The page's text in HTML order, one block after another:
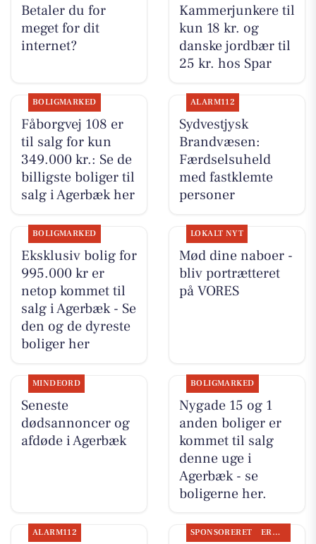
Betaler du for
meget for dit
internet?
Kammerjunkere til
kun 18 kr. og
danske jordbær til
25 kr. hos Spar
BOLIGMARKED
Fåborgvej 108 er
til salg for kun
349.000 kr.: Se de
billigste boliger til
salg i Agerbæk her
ALARM112
Sydvestjysk
Brandvæsen:
Færdselsuheld
med fastklemte
personer
BOLIGMARKED
Eksklusiv bolig for
995.000 kr er
netop kommet til
salg i Agerbæk - Se
den og de dyreste
boliger her
LOKALT NYT
Mød dine naboer -
bliv portrætteret
på VORES
MINDEORD
Seneste
dødsannoncer og
afdøde i Agerbæk
BOLIGMARKED
Nygade 15 og 1
anden boliger er
kommet til salg
denne uge i
Agerbæk - se
boligerne her.
ALARM112 SPONSORERET ERHVERV